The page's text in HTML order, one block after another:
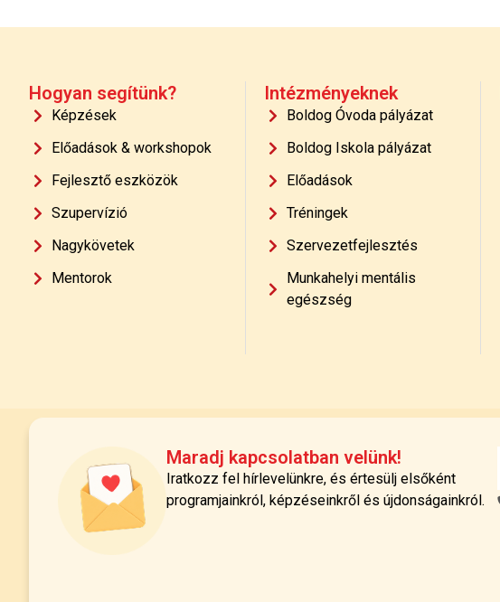
Hogyan segítünk?
Képzések
Előadások & workshopok
Fejlesztő eszközök
Szupervízió
Nagykövetek
Mentorok
Intézményeknek
Boldog Óvoda pályázat
Boldog Iskola pályázat
Előadások
Tréningek
Szervezetfejlesztés
Munkahelyi mentális
egészség
Maradj kapcsolatban velünk!
Iratkozz fel hírlevelünkre, és értesülj elsőként
programjainkról, képzéseinkről és újdonságainkról.